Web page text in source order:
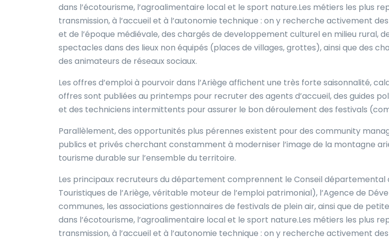
dans l’écotourisme, l’agroalimentaire local et le sport nature.Les métiers les plus
transmission, à l’accueil et à l’autonomie technique : on y recherche activement
et de l’époque médiévale, des chargés de developpement culturel en milieu rural,
spectacles dans des lieux non équipés (places de villages, grottes), ainsi que des
des animateurs de réseaux sociaux.
Les offres d’emploi à pourvoir dans l’Ariège affichent une très forte saisonnalité,
offres sont publiées au printemps pour recruter des agents d’accueil, des guides
et des techniciens intermittents pour assurer le bon déroulement des festivals
Parallèlement, des opportunités plus pérennes existent pour des community
publics et privés cherchant constamment à moderniser l’image de la montagne
tourisme durable sur l’ensemble du territoire.
Les principaux recruteurs du département comprennent le Conseil départemental
Touristiques de l’Ariège, véritable moteur de l’emploi patrimonial), l’Agence de
communes, les associations gestionnaires de festivals de plein air, ainsi que de
dans l’écotourisme, l’agroalimentaire local et le sport nature.Les métiers les plus
transmission, à l’accueil et à l’autonomie technique : on y recherche activement